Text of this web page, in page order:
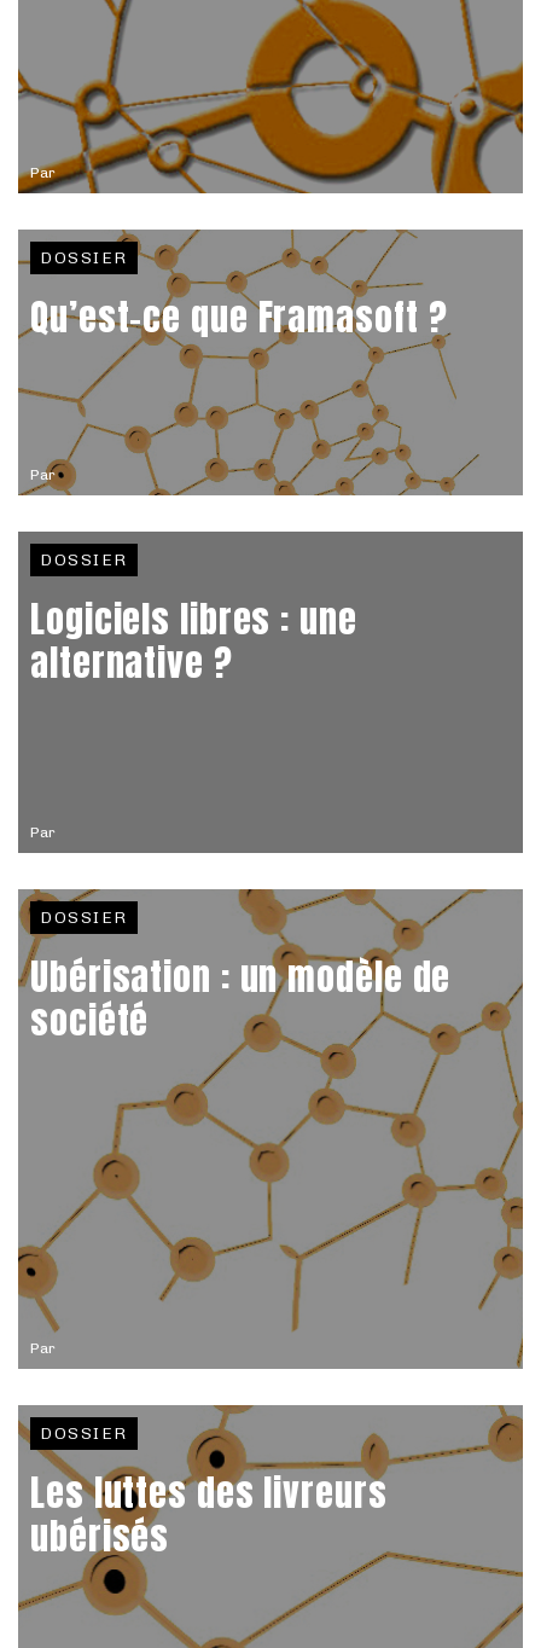
Par
Par
DOSSIER
Qu’est-ce que Framasoft ?
Par
DOSSIER
Logiciels libres : une
alternative ?
Par
DOSSIER
Ubérisation : un modèle de
société
DOSSIER
Les luttes des livreurs
ubérisés